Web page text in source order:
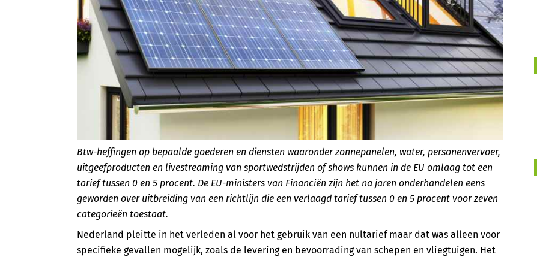
Btw-heffingen op bepaalde goederen en diensten waaronder zonnepanelen, water, personenvervoer,
uitgeefproducten en livestreaming van sportwedstrijden of shows kunnen in de EU omlaag tot een
tarief tussen 0 en 5 procent. De EU-ministers van Financiën zijn het na jaren onderhandelen eens
geworden over uitbreiding van een richtlijn die een verlaagd tarief tussen 0 en 5 procent voor zeven
categorieën toestaat.
Nederland pleitte in het verleden al voor het gebruik van een nultarief maar dat was alleen voor
specifieke gevallen mogelijk, zoals de levering en bevoorrading van schepen en vliegtuigen. Het